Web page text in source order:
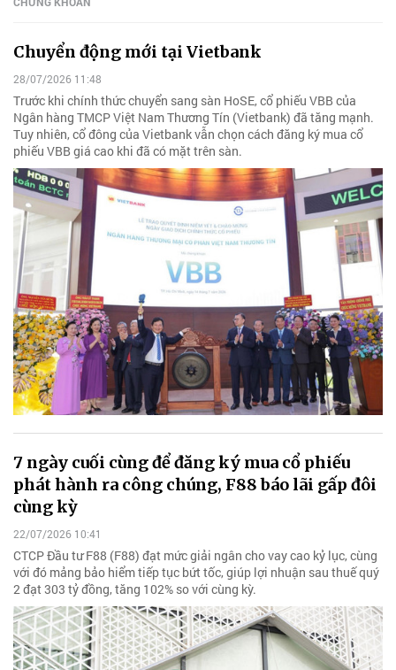
Chuyển động mới tại Vietbank
28/07/2026 11:48
Trước khi chính thức chuyển sang sàn HoSE, cổ phiếu VBB của
Ngân hàng TMCP Việt Nam Thương Tín (Vietbank) đã tăng mạnh.
Tuy nhiên, cổ đông của Vietbank vẫn chọn cách đăng ký mua cổ
phiếu VBB giá cao khi đã có mặt trên sàn.
7 ngày cuối cùng để đăng ký mua cổ phiếu
phát hành ra công chúng, F88 báo lãi gấp đôi
cùng kỳ
22/07/2026 10:41
CTCP Đầu tư F88 (F88) đạt mức giải ngân cho vay cao kỷ lục, cùng
với đó mảng bảo hiểm tiếp tục bứt tốc, giúp lợi nhuận sau thuế quý
2 đạt 303 tỷ đồng, tăng 102% so với cùng kỳ.